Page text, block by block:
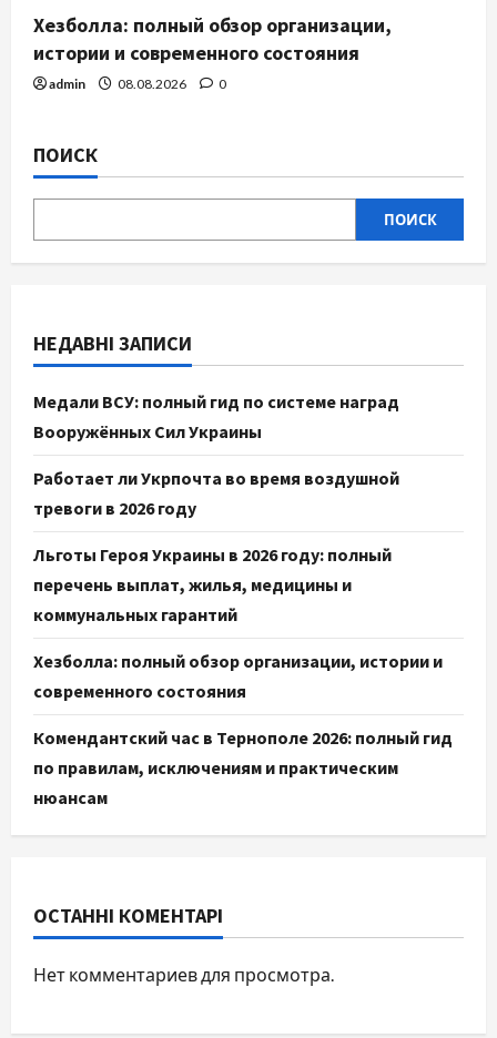
Хезболла: полный обзор организации,
истории и современного состояния
admin 08.08.2026 0
ПОИСК
ПОИСК
НЕДАВНІ ЗАПИСИ
Медали ВСУ: полный гид по системе наград
Вооружённых Сил Украины
Работает ли Укрпочта во время воздушной
тревоги в 2026 году
Льготы Героя Украины в 2026 году: полный
перечень выплат, жилья, медицины и
коммунальных гарантий
Хезболла: полный обзор организации, истории и
современного состояния
Комендантский час в Тернополе 2026: полный гид
по правилам, исключениям и практическим
нюансам
ОСТАННІ КОМЕНТАРІ
Нет комментариев для просмотра.